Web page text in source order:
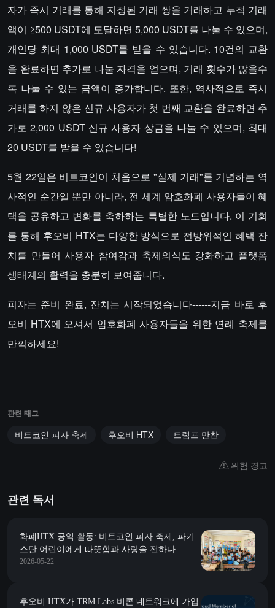
자가 즉시 거래를 통해 지정된 거래 쌍을 거래하고 누적 거래
액이 ≥500 USDT에 도달하면 5,000 USDT를 나눌 수 있으며,
개인당 최대 1,000 USDT를 받을 수 있습니다. 10건의 교환
을 완료하면 추가로 나눌 자격을 얻으며, 거래 횟수가 많을수
록 나눌 수 있는 금액이 증가합니다. 또한, 역사적으로 즉시
거래를 하지 않은 신규 사용자가 첫 번째 교환을 완료하면 추
가로 2,000 USDT 신규 사용자 상금을 나눌 수 있으며, 최대
20 USDT를 받을 수 있습니다!
5월 22일은 비트코인이 처음으로 "실제 거래"를 기념하는 역
사적인 순간일 뿐만 아니라, 전 세계 암호화폐 사용자들이 혜
택을 공유하고 변화를 축하하는 특별한 노드입니다. 이 기회
를 통해 후오비 HTX는 다양한 방식으로 전방위적인 혜택 잔
치를 만들어 사용자 참여감과 축제의식도 강화하고 플랫폼
생태계의 활력을 충분히 보여줍니다.
피자는 준비 완료, 잔치는 시작되었습니다------지금 바로 후
오비 HTX에 오셔서 암호화폐 사용자들을 위한 연례 축제를
만끽하세요!
관련 태그
비트코인 피자 축제 후오비 HTX 트럼프 만찬
위험 경고
관련 독서
화폐HTX 공익 활동: 비트코인 피자 축제, 파키
스탄 어린이에게 따뜻함과 사랑을 전하다
2026-05-22
후오비 HTX가 TRM Labs 비콘 네트워크에 가입